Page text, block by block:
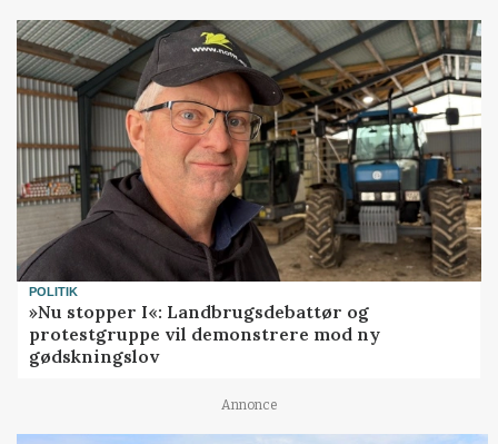
POLITIK
»Nu stopper I«: Landbrugsdebattør og
protestgruppe vil demonstrere mod ny
gødskningslov
Annonce